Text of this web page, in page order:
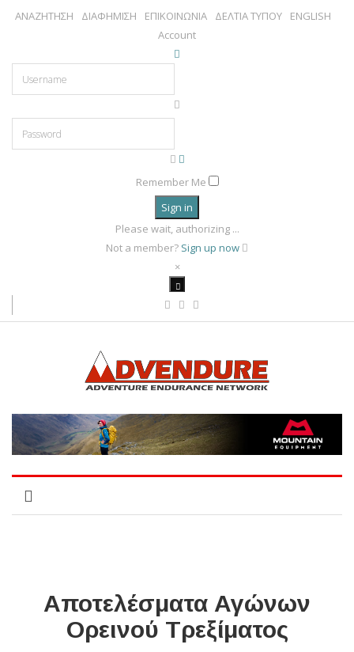
ΑΝΑΖΗΤΗΣΗ ΔΙΑΦΗΜΙΣΗ ΕΠΙΚΟΙΝΩΝΙΑ ΔΕΛΤΙΑ ΤΥΠΟΥ
ENGLISH
Account
Remember Me
Sign in
Please wait, authorizing ...
Not a member? Sign up now
×
Αποτελέσματα Αγώνων
Ορεινού Τρεξίματος